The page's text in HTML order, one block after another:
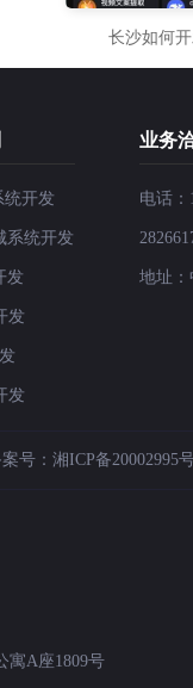
长沙如何
统开发
系统开发
发
发
发
业务
电话：
地址
号： 湘ICP备20002995
寓A座1809号